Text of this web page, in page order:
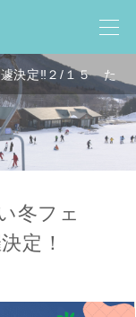
決定‼２/１５ たの
冬フェ
定！